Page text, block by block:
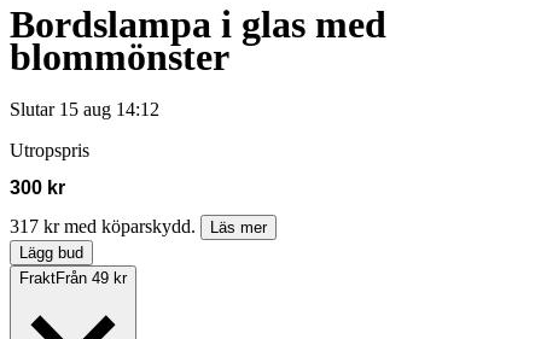
Bordslampa i glas med
blommönster
Slutar 15 aug 14:12
Utropspris
300 kr
317 kr med köparskydd.
Läs mer
Lägg bud
FraktFrån 49 kr